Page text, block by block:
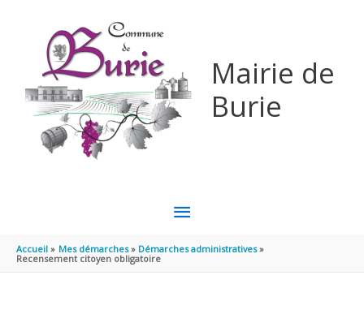
Mairie de
Burie
MENU
PRINCIPAL
Accueil Mes démarches
Démarches administratives
Recensement citoyen obligatoire